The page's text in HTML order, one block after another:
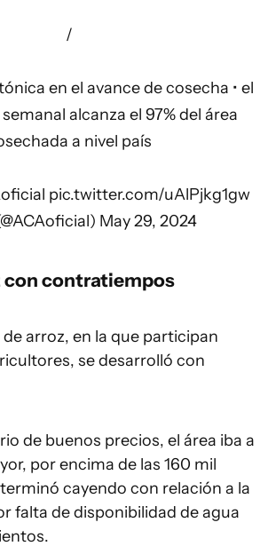
/
en el avance de cosecha • el
alcanza el 97% del área
a nivel país
pic.twitter.com/uAlPjkg1gw
May 29, 2024
con contratiempos
de arroz, en la que participan
se desarrolló con
de buenos precios, el área iba a
por encima de las 160 mil
cayendo con relación a la
falta de disponibilidad de agua